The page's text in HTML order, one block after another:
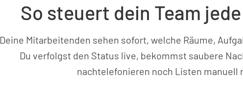
So steuert dein Team
Deine Mitarbeitenden sehen sofort, welche Räume,
Du verfolgst den Status live, bekommst saubere
nachtelefonieren noch Listen manuell